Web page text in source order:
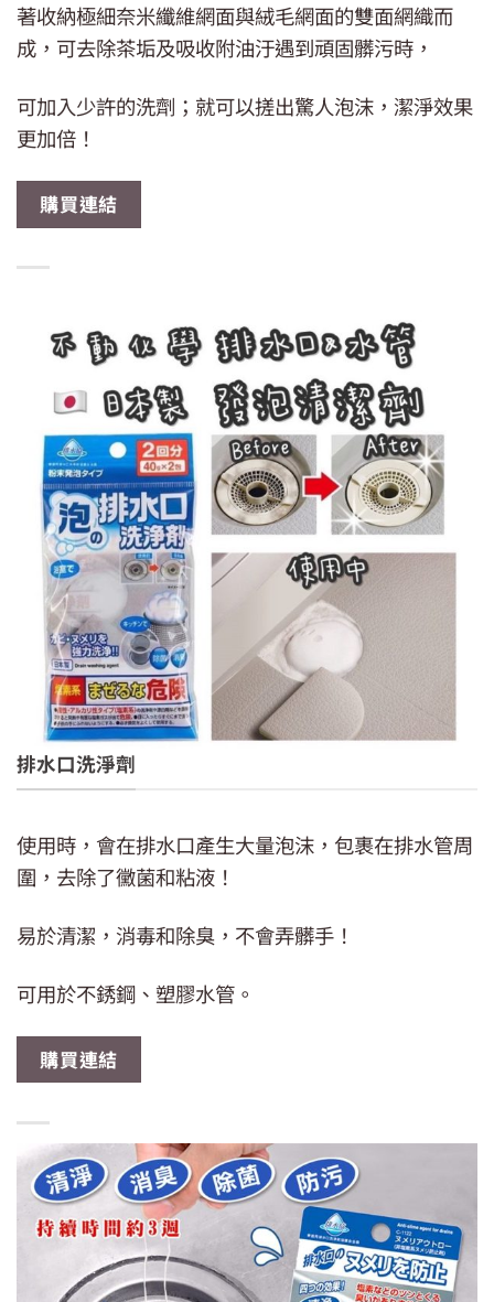
著收納極細奈米纖維網面與絨毛網面的雙面網織而
成，可去除茶垢及吸收附油汙遇到頑固髒污時，
可加入少許的洗劑；就可以搓出驚人泡沫，潔淨效果
更加倍！
購買連結
排水口洗淨劑
使用時，會在排水口產生大量泡沫，包裹在排水管周
圍，去除了黴菌和粘液！
易於清潔，消毒和除臭，不會弄髒手！
可用於不銹鋼、塑膠水管。
購買連結